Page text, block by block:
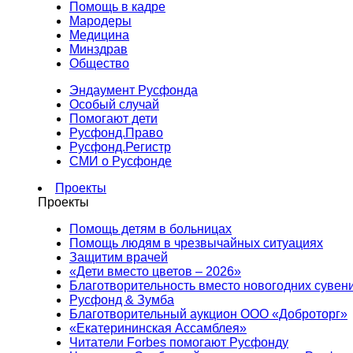
Помощь в кадре
Мародеры
Медицина
Минздрав
Общество
Эндаумент Русфонда
Особый случай
Помогают дети
Русфонд.Право
Русфонд.Регистр
СМИ о Русфонде
Проекты
Проекты
Помощь детям в больницах
Помощь людям в чрезвычайных ситуациях
Защитим врачей
«Дети вместо цветов – 2026»
Благотворительность вместо новогодних
Русфонд & Зумба
Благотворительный аукцион ООО «Доброторг»
«Екатерининская Ассамблея»
Читатели Forbes помогают Русфонду